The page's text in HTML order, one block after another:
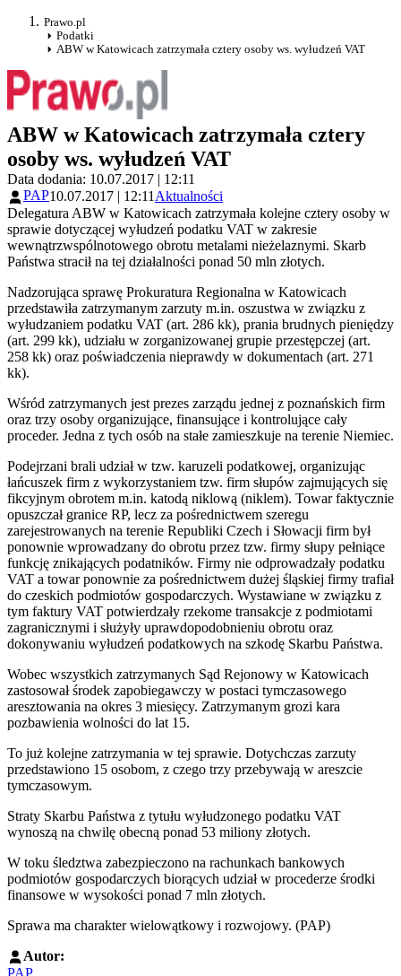
Prawo.pl
Podatki
ABW w Katowicach zatrzymała cztery osoby ws. wyłudzeń VAT
ABW w Katowicach zatrzymała cztery
osoby ws. wyłudzeń VAT
Data dodania: 10.07.2017 | 12:11
PAP10.07.2017 | 12:11 Aktualności
Delegatura ABW w Katowicach zatrzymała kolejne cztery osoby w
sprawie dotyczącej wyłudzeń podatku VAT w zakresie
wewnątrzwspólnotowego obrotu metalami nieżelaznymi. Skarb
Państwa stracił na tej działalności ponad 50 mln złotych.
Nadzorująca sprawę Prokuratura Regionalna w Katowicach
przedstawiła zatrzymanym zarzuty m.in. oszustwa w związku z
wyłudzaniem podatku VAT (art. 286 kk), prania brudnych pieniędzy
(art. 299 kk), udziału w zorganizowanej grupie przestępczej (art.
258 kk) oraz poświadczenia nieprawdy w dokumentach (art. 271
kk).
Wśród zatrzymanych jest prezes zarządu jednej z poznańskich firm
oraz trzy osoby organizujące, finansujące i kontrolujące cały
proceder. Jedna z tych osób na stałe zamieszkuje na terenie Niemiec.
Podejrzani brali udział w tzw. karuzeli podatkowej, organizując
łańcuszek firm z wykorzystaniem tzw. firm słupów zajmujących się
fikcyjnym obrotem m.in. katodą niklową (niklem). Towar faktycznie
opuszczał granice RP, lecz za pośrednictwem szeregu
zarejestrowanych na terenie Republiki Czech i Słowacji firm był
ponownie wprowadzany do obrotu przez tzw. firmy słupy pełniące
funkcję znikających podatników. Firmy nie odprowadzały podatku
VAT a towar ponownie za pośrednictwem dużej śląskiej firmy trafiał
do czeskich podmiotów gospodarczych. Wystawiane w związku z
tym faktury VAT potwierdzały rzekome transakcje z podmiotami
zagranicznymi i służyły uprawdopodobnieniu obrotu oraz
dokonywaniu wyłudzeń podatkowych na szkodę Skarbu Państwa.
Wobec wszystkich zatrzymanych Sąd Rejonowy w Katowicach
zastosował środek zapobiegawczy w postaci tymczasowego
aresztowania na okres 3 miesięcy. Zatrzymanym grozi kara
pozbawienia wolności do lat 15.
To już kolejne zatrzymania w tej sprawie. Dotychczas zarzuty
przedstawiono 15 osobom, z czego trzy przebywają w areszcie
tymczasowym.
Straty Skarbu Państwa z tytułu wyłudzonego podatku VAT
wynoszą na chwilę obecną ponad 53 miliony złotych.
W toku śledztwa zabezpieczono na rachunkach bankowych
podmiotów gospodarczych biorących udział w procederze środki
finansowe w wysokości ponad 7 mln złotych.
Sprawa ma charakter wielowątkowy i rozwojowy. (PAP)
Autor: